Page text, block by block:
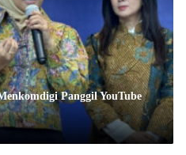
Panggil YouTube